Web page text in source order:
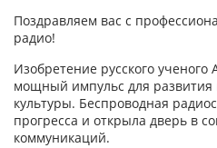
Поздравляем вас с
радио!
Изобретение русского
мощный импульс для развития
культуры. Беспроводная
прогресса и открыла дверь в
коммуникаций.